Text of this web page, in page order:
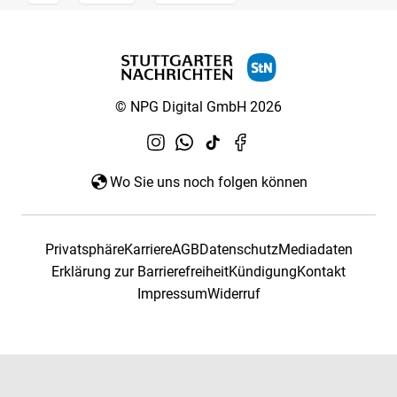
© NPG Digital GmbH 2026
Wo Sie uns noch folgen können
PrivatsphäreKarriereAGBDatenschutzMediadaten
Erklärung zur BarrierefreiheitKündigungKontakt
ImpressumWiderruf